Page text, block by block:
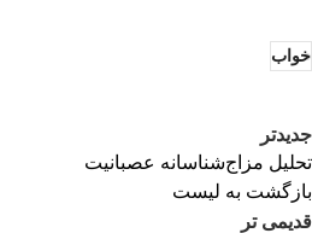
خواب
جدیدتر
تحلیل مزاج‌شناسانه عصبانیت
بازگشت به لیست
قدیمی تر